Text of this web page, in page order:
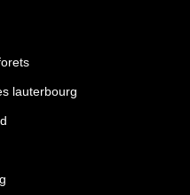
lauterbourg